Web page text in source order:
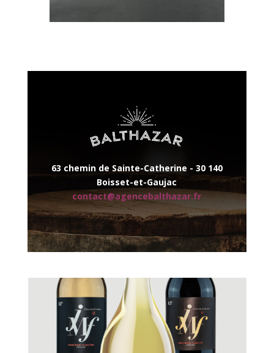
63 chemin de Sainte-Catherine - 30 140
Boisset-et-Gaujac
contact@agencebalthazar.fr